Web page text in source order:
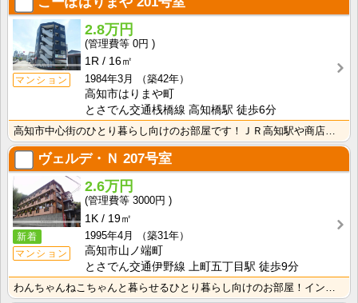
マンション
2.8万円
0円
1R
16㎡
1984年3月
（築42年）
高知市はりまや町
とさでん交通桟橋線 高知橋駅 徒歩6分
ヴェルデ・Ｎ 207号室
新着
マンション
2.6万円
3000円
1K
19㎡
1995年4月
（築31年）
高知市山ノ端町
とさでん交通伊野線 上町五丁目駅 徒歩9分